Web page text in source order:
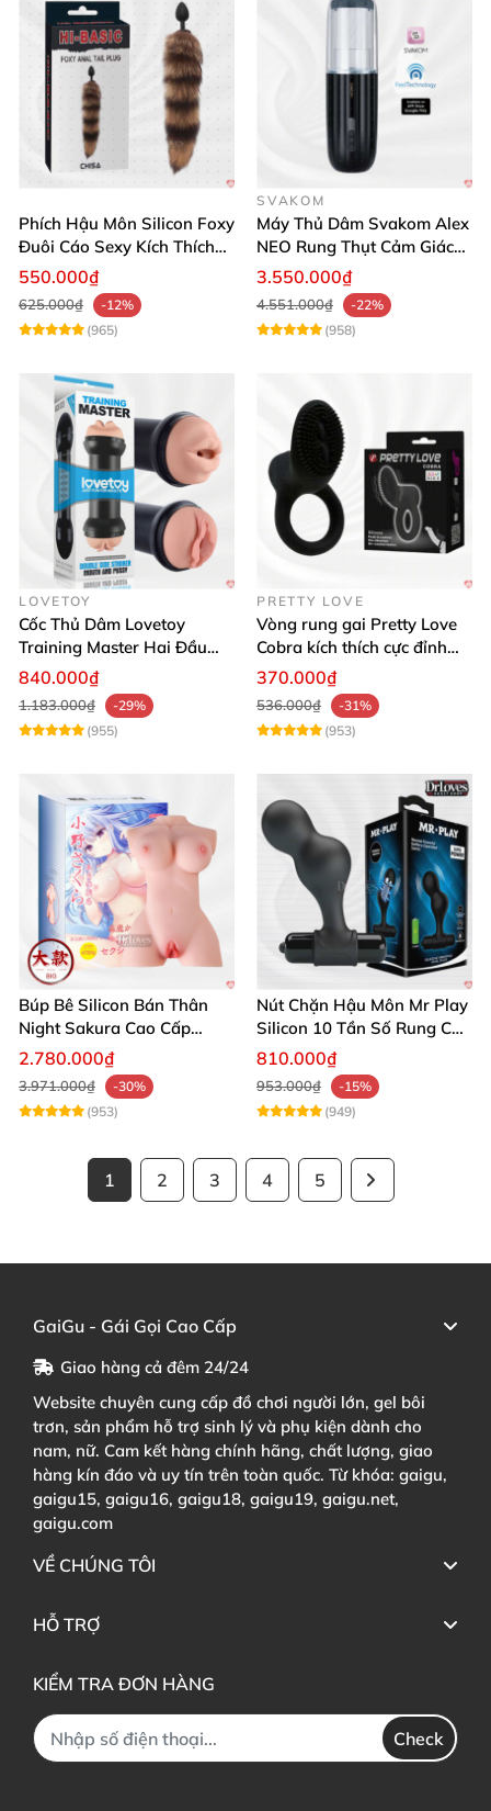
Phích Hậu Môn Silicon Foxy
Đuôi Cáo Sexy Kích Thích
Đỉnh Cao
550.000₫
625.000₫
-12%
(965)
SVAKOM
Máy Thủ Dâm Svakom Alex
NEO Rung Thụt Cảm Giác
Thật, App Điều Khiển
3.550.000₫
4.551.000₫
-22%
(958)
LOVETOY
Cốc Thủ Dâm Lovetoy
Training Master Hai Đầu
Siêu Thật, Tăng Khoái Cảm
840.000₫
1.183.000₫
-29%
(955)
PRETTY LOVE
Vòng rung gai Pretty Love
Cobra kích thích cực đỉnh
trải nghiệm
370.000₫
536.000₫
-31%
(953)
Búp Bê Silicon Bán Thân
Night Sakura Cao Cấp
Rung Đa Chức Năng
2.780.000₫
3.971.000₫
-30%
(953)
Nút Chặn Hậu Môn Mr Play
Silicon 10 Tần Số Rung Cao
Cấp
810.000₫
953.000₫
-15%
(949)
1 2 3 4 5
GaiGu - Gái Gọi Cao Cấp
Giao hàng cả đêm 24/24
Website chuyên cung cấp đồ chơi người lớn, gel bôi
trơn, sản phẩm hỗ trợ sinh lý và phụ kiện dành cho
nam, nữ. Cam kết hàng chính hãng, chất lượng, giao
hàng kín đáo và uy tín trên toàn quốc. Từ khóa: gaigu,
gaigu15, gaigu16, gaigu18, gaigu19, gaigu.net,
gaigu.com
VỀ CHÚNG TÔI
HỖ TRỢ
KIỂM TRA ĐƠN HÀNG
Check